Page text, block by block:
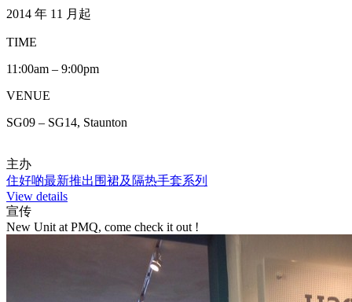
2014 年 11 月起
TIME
11:00am – 9:00pm
VENUE
SG09 – SG14, Staunton
主办
住好啲最新推出围裙及隔热手套系列
View details
宣传
New Unit at PMQ, come check it out !